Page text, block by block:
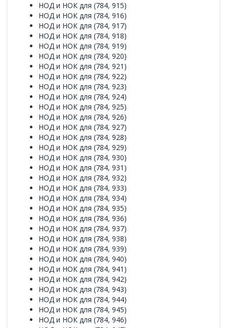
НОД и НОК для (784, 915)
НОД и НОК для (784, 916)
НОД и НОК для (784, 917)
НОД и НОК для (784, 918)
НОД и НОК для (784, 919)
НОД и НОК для (784, 920)
НОД и НОК для (784, 921)
НОД и НОК для (784, 922)
НОД и НОК для (784, 923)
НОД и НОК для (784, 924)
НОД и НОК для (784, 925)
НОД и НОК для (784, 926)
НОД и НОК для (784, 927)
НОД и НОК для (784, 928)
НОД и НОК для (784, 929)
НОД и НОК для (784, 930)
НОД и НОК для (784, 931)
НОД и НОК для (784, 932)
НОД и НОК для (784, 933)
НОД и НОК для (784, 934)
НОД и НОК для (784, 935)
НОД и НОК для (784, 936)
НОД и НОК для (784, 937)
НОД и НОК для (784, 938)
НОД и НОК для (784, 939)
НОД и НОК для (784, 940)
НОД и НОК для (784, 941)
НОД и НОК для (784, 942)
НОД и НОК для (784, 943)
НОД и НОК для (784, 944)
НОД и НОК для (784, 945)
НОД и НОК для (784, 946)